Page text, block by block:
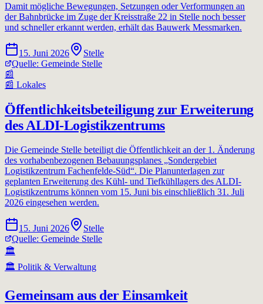
Damit mögliche Bewegungen, Setzungen oder Verformungen an
der Bahnbrücke im Zuge der Kreisstraße 22 in Stelle noch besser
und schneller erkannt werden, erhält das Bauwerk Messmarken.
15. Juni 2026
Stelle
Quelle: Gemeinde Stelle
📰
📰 Lokales
Öffentlichkeitsbeteiligung zur Erweiterung
des ALDI-Logistikzentrums
Die Gemeinde Stelle beteiligt die Öffentlichkeit an der 1. Änderung
des vorhabenbezogenen Bebauungsplanes „Sondergebiet
Logistikzentrum Fachenfelde-Süd“. Die Planunterlagen zur
geplanten Erweiterung des Kühl- und Tiefkühllagers des ALDI-
Logistikzentrums können vom 15. Juni bis einschließlich 31. Juli
2026 eingesehen werden.
15. Juni 2026
Stelle
Quelle: Gemeinde Stelle
🏛️
🏛️ Politik & Verwaltung
Gemeinsam aus der Einsamkeit